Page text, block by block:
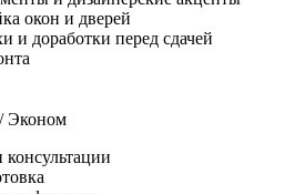
окон и дверей
и доработки перед сдачей
Эконом​